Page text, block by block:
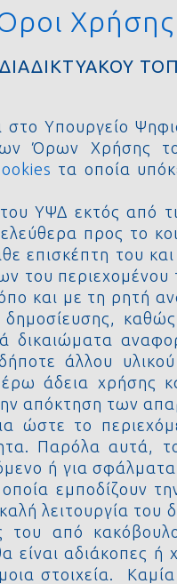
Χρήσης
στο Υπουργείο
Όρων Χρήσης
τα οποία
ΥΨΔ εκτός από
προς το
επισκέπτη του
του
και με τη ρητή
δικαιώματα
άλλου
άδεια χρήσης
απόκτηση των
ώστε το
Παρόλα αυτά,
ή για
εμποδίζουν
λειτουργία του
από
είναι αδιάκοπες
στοιχεία.